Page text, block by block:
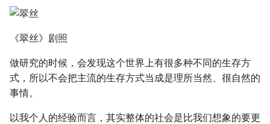
《翠丝》剧照
做研究的时候，会发现这个世界上有很多种不同的生存方
式，所以不会把主流的生存方式当成是理所当然、很自然的
事情。
以我个人的经验而言，其实整体的社会是比我们想象的要更